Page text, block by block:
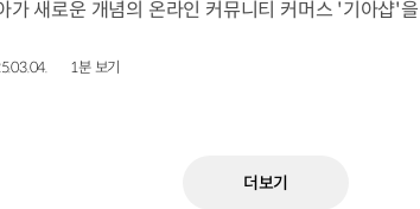
1분 보기
더보기